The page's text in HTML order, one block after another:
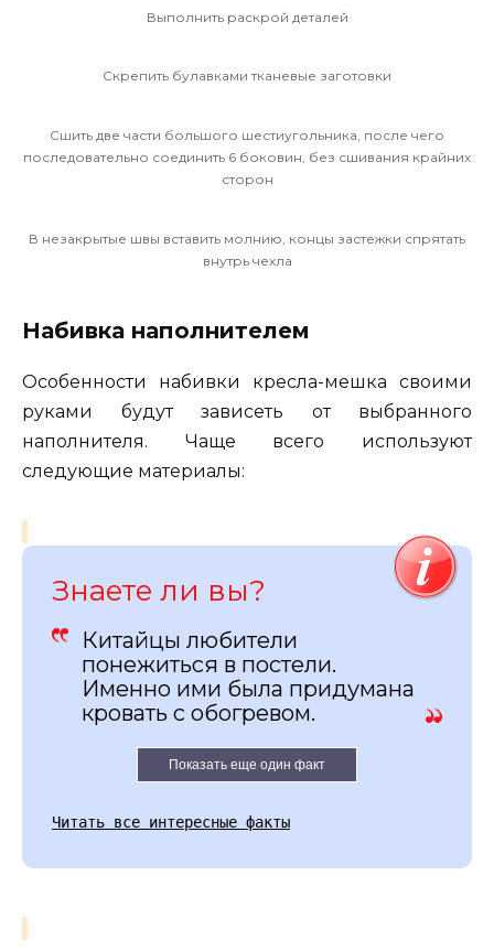
Выполнить раскрой деталей
Скрепить булавками тканевые заготовки
Сшить две части большого шестиугольника, после чего
последовательно соединить 6 боковин, без сшивания крайних
сторон
В незакрытые швы вставить молнию, концы застежки спрятать
внутрь чехла
Набивка наполнителем
Особенности набивки кресла-мешка своими
руками будут зависеть от выбранного
наполнителя. Чаще всего используют
следующие материалы:
Знаете ли вы?
Китайцы любители
понежиться в постели.
Именно ими была придумана
кровать с обогревом.
Показать еще один факт
Читать все интересные факты